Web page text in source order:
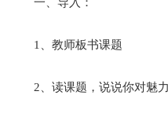
1、教师板书课题
2、读课题，说说你对魅